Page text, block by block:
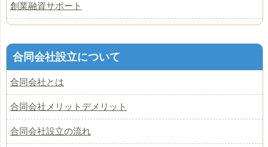
創業融資サポート
合同会社設立について
合同会社とは
合同会社メリットデメリット
合同会社設立の流れ